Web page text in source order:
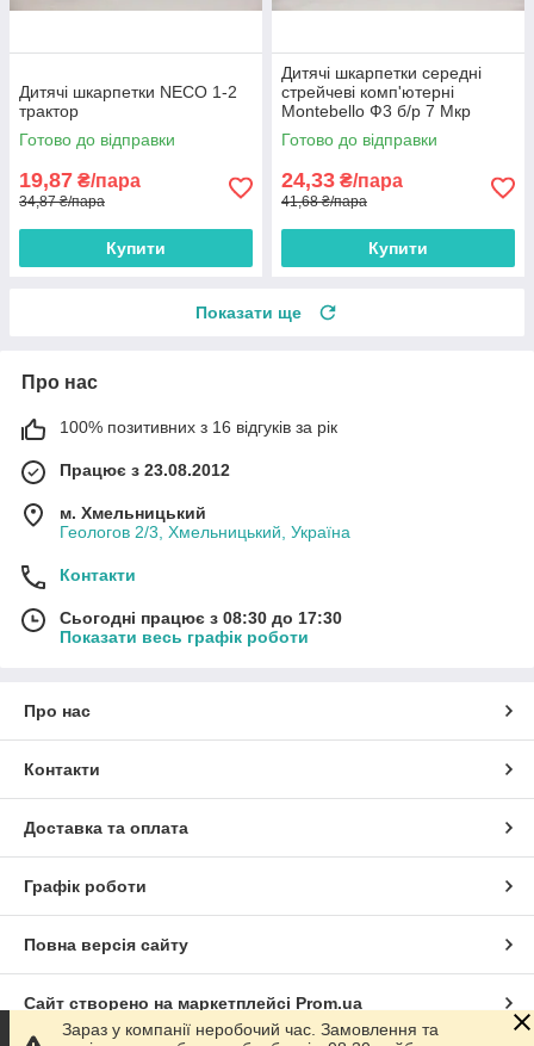
Дитячі шкарпетки NECO 1-2
трактор
Готово до відправки
19,87 ₴/пара
34,87 ₴/пара
Купити
Дитячі шкарпетки середні
стрейчеві комп'ютерні
Montebello Ф3 б/р 7 Мкр
однотонні
Готово до відправки
24,33 ₴/пара
41,68 ₴/пара
Купити
Показати ще
Про нас
100% позитивних з 16 відгуків за рік
Працює з 23.08.2012
м. Хмельницький
Геологов 2/3, Хмельницький, Україна
Контакти
Сьогодні працює з 08:30 до 17:30
Показати весь графік роботи
Про нас
Контакти
Доставка та оплата
Графік роботи
Повна версія сайту
Сайт створено на маркетплейсі Prom.ua
Зараз у компанії неробочий час. Замовлення та